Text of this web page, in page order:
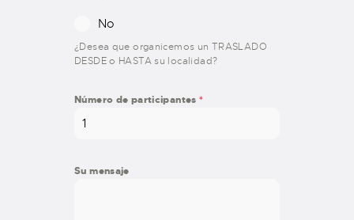
No
¿Desea que organicemos un TRASLADO
DESDE o HASTA su localidad?
Número de participantes*
Su mensaje